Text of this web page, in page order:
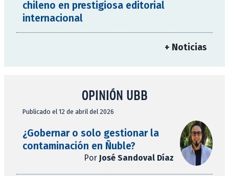
chileno en prestigiosa editorial
internacional
+ Noticias
OPINIÓN UBB
Publicado el 12 de abril del 2026
¿Gobernar o solo gestionar la
contaminación en Ñuble?
Por José Sandoval Díaz